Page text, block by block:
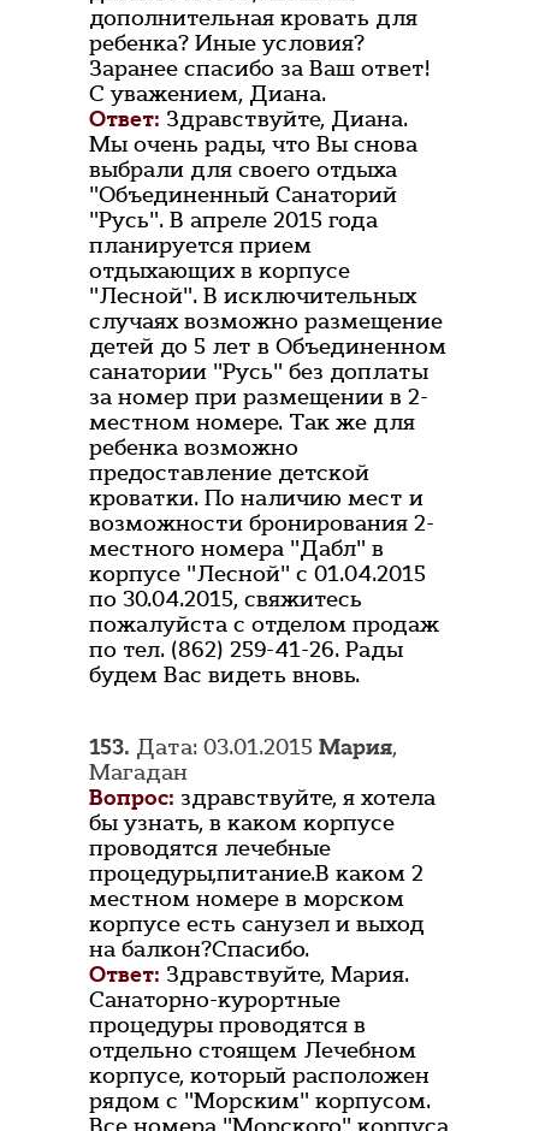
дополнительная кровать для
ребенка? Иные условия?
Заранее спасибо за Ваш ответ!
С уважением, Диана.
Ответ: Здравствуйте, Диана.
Мы очень рады, что Вы снова
выбрали для своего отдыха
"Объединенный Санаторий
"Русь". В апреле 2015 года
планируется прием
отдыхающих в корпусе
"Лесной". В исключительных
случаях возможно размещение
детей до 5 лет в Объединенном
санатории "Русь" без доплаты
за номер при размещении в 2-
местном номере. Так же для
ребенка возможно
предоставление детской
кроватки. По наличию мест и
возможности бронирования 2-
местного номера "Дабл" в
корпусе "Лесной" с 01.04.2015
по 30.04.2015, свяжитесь
пожалуйста с отделом продаж
по тел. (862) 259-41-26. Рады
будем Вас видеть вновь.
153. Дата: 03.01.2015 Мария,
Магадан
Вопрос: здравствуйте, я хотела
бы узнать, в каком корпусе
проводятся лечебные
процедуры,питание.В каком 2
местном номере в морском
корпусе есть санузел и выход
на балкон?Спасибо.
Ответ: Здравствуйте, Мария.
Санаторно-курортные
процедуры проводятся в
отдельно стоящем Лечебном
корпусе, который расположен
рядом с "Морским" корпусом.